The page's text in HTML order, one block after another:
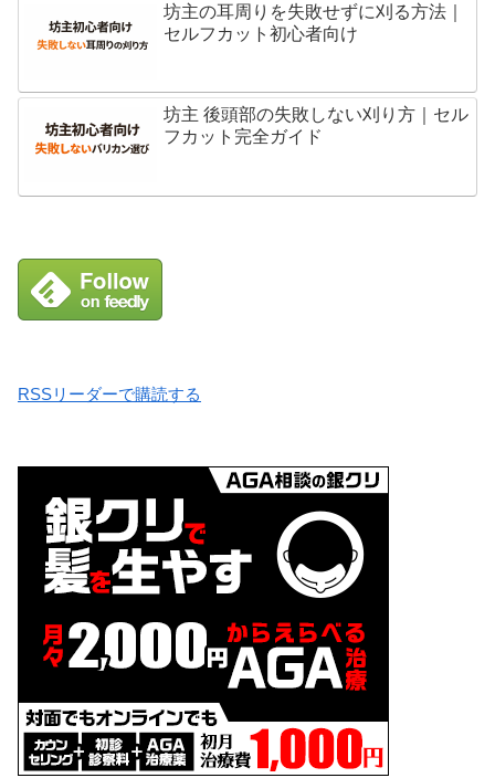
坊主の耳周りを失敗せずに刈る方法｜
セルフカット初心者向け
坊主 後頭部の失敗しない刈り方｜セル
フカット完全ガイド
RSSリーダーで購読する